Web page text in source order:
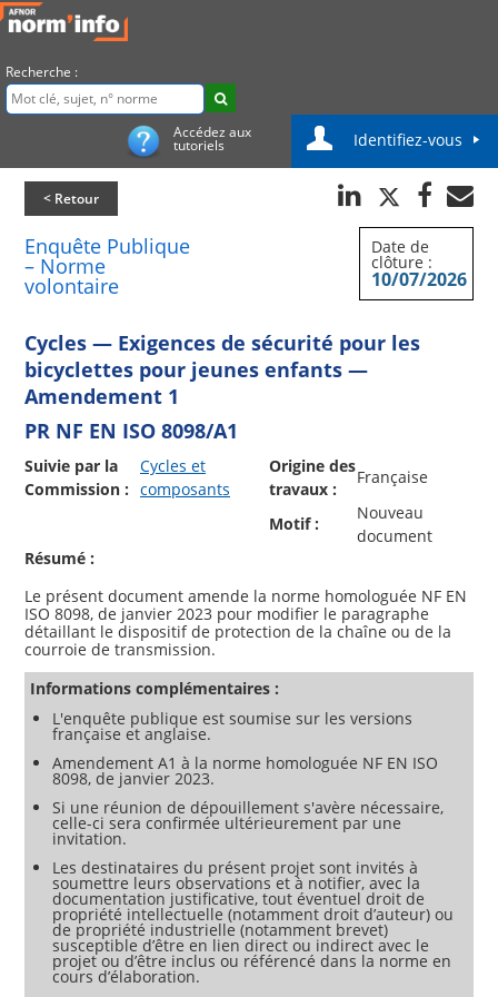
Recherche :
Accédez aux
tutoriels Identifiez-vous
< Retour
Enquête Publique
– Norme
volontaire
Date de
clôture :
10/07/2026
Cycles — Exigences de sécurité pour les
bicyclettes pour jeunes enfants —
Amendement 1
PR NF EN ISO 8098/A1
Suivie par la
Commission :
Cycles et
composants
Origine des
travaux :
Française
Motif :
Nouveau
document
Résumé :
Le présent document amende la norme homologuée NF EN
ISO 8098, de janvier 2023 pour modifier le paragraphe
détaillant le dispositif de protection de la chaîne ou de la
Informations complémentaires :
L'enquête publique est soumise sur les versions
française et anglaise.
Amendement A1 à la norme homologuée NF EN ISO
8098, de janvier 2023.
Si une réunion de dépouillement s'avère nécessaire,
celle-ci sera confirmée ultérieurement par une
invitation.
Les destinataires du présent projet sont invités à
soumettre leurs observations et à notifier, avec la
documentation justificative, tout éventuel droit de
propriété intellectuelle (notamment droit d’auteur) ou
de propriété industrielle (notamment brevet)
susceptible d’être en lien direct ou indirect avec le
projet ou d’être inclus ou référencé dans la norme en
cours d’élaboration.